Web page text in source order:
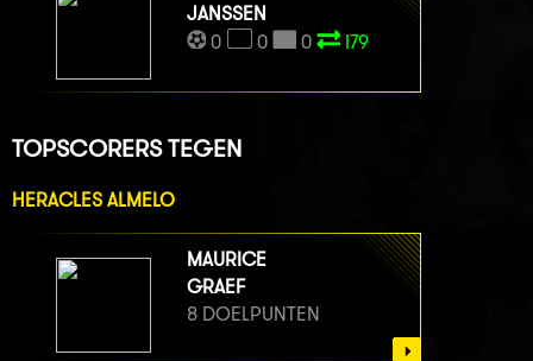
JANSSEN
0
0 0 I79
TOPSCORERS TEGEN
HERACLES ALMELO
MAURICE
GRAEF
8 DOELPUNTEN